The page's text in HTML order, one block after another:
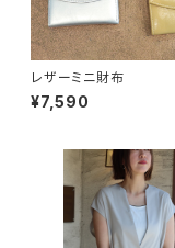
レザーミニ財布
¥7,590